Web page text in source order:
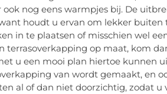
nog eens warmpjes bij. De
houdt u ervan om lekker buiten
in te plaatsen of misschien wel
terrasoverkapping op maat, kom
u een mooi plan hiertoe kunnen
van wordt gemaakt, en
al of dan niet doorzichtig, zodat u